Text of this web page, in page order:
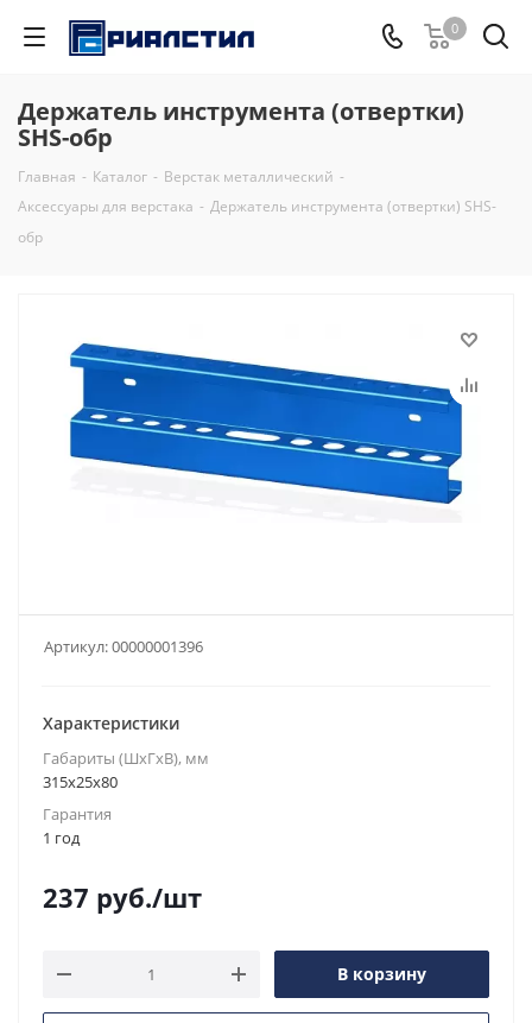
0
Держатель инструмента (отвертки)
SHS-обр
Главная - Каталог - Верстак металлический -
Аксессуары для верстака - Держатель инструмента (отвертки) SHS-
обр
Артикул:00000001396
Характеристики
Габариты (ШxГxВ), мм
315x25x80
Гарантия
1 год
237 руб./шт
В корзину